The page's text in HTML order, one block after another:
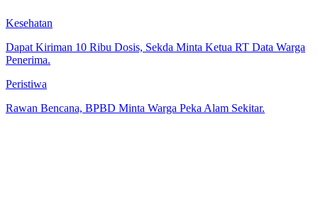
Kesehatan
Dapat Kiriman 10 Ribu Dosis, Sekda Minta Ketua RT Data Warga
Penerima.
Peristiwa
Rawan Bencana, BPBD Minta Warga Peka Alam Sekitar.